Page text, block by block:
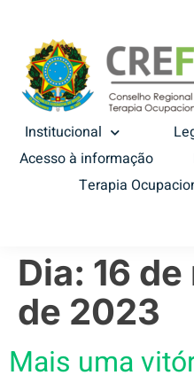
Institucional
Acesso à informação
Terapia
Dia: 16
de 2023
Mais uma